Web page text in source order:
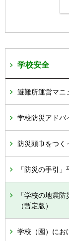
学校安全
避難所運営マニ
学校防災アドバ
防災頭巾をつく
「防災の手引
「学校の地震
（暫定版）
学校（園）にお